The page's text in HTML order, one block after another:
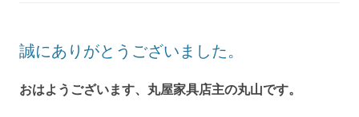
誠にありがとうございました。
おはようございます、丸屋家具店主の丸山です。